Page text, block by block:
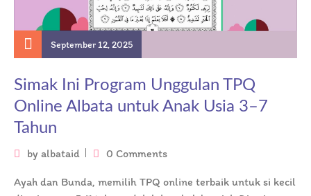
September 12, 2025
Simak Ini Program Unggulan TPQ
Online Albata untuk Anak Usia 3–7
Tahun
by albataid 0 Comments
Ayah dan Bunda, memilih TPQ online terbaik untuk si kecil